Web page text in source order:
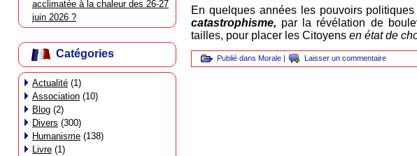
acclimatée à la chaleur des 26-27
juin 2026 ?
Catégories
Actualité (1)
Association (10)
Blog (2)
Divers (300)
Humanisme (138)
Livre (1)
En quelques années les pouvoirs
catastrophisme, par la révélation de
tailles, pour placer les Citoyens en état de
Publié dans Morale Laisser un commentaire